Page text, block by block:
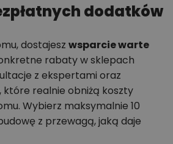
dodatków
dostajesz wsparcie warte
rabaty w sklepach
z ekspertami oraz
realnie obniżą koszty
Wybierz maksymalnie 10
z przewagą, jaką daje